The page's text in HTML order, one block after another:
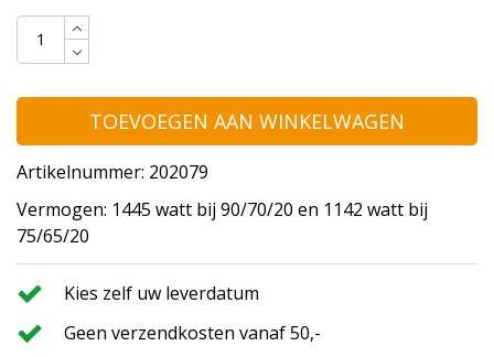
TOEVOEGEN AAN WINKELWAGEN
Artikelnummer: 202079
Vermogen: 1445 watt bij 90/70/20 en 1142 watt bij
75/65/20
Kies zelf uw leverdatum
Geen verzendkosten vanaf 50,-